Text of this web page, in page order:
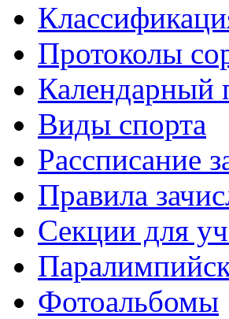
Протоколы
Календарный
Виды спорта
Рассписание
Правила
Секции для
Фотоальбомы